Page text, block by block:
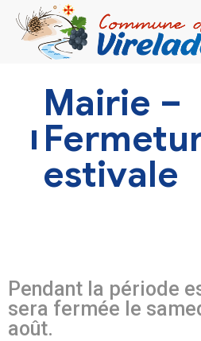
VIVRE
SE
DÉCOUVRIR
Mairie –
estivale
Pendant la période
sera fermée le
août.